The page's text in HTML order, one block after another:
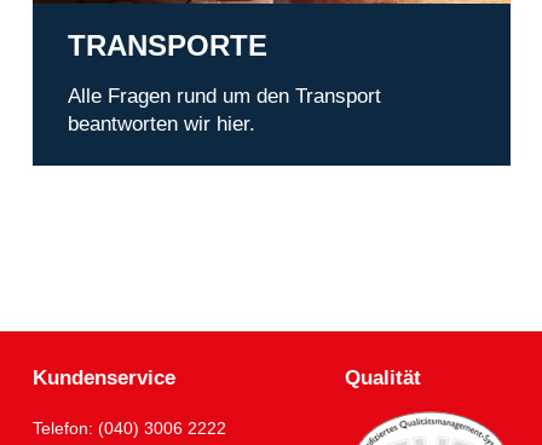
TRANSPORTE
Alle Fragen rund um den Transport
beantworten wir hier.
Kundenservice
Telefon: (040) 3006 2222
Qualität